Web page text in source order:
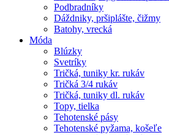
Podbradníky
Dáždniky, pršiplášte, čižmy
Batohy, vrecká
Móda
Blúzky
Svetríky
Tričká, tuniky kr. rukáv
Tričká 3/4 rukáv
Tričká, tuniky dl. rukáv
Topy, tielka
Tehotenské pásy
Tehotenské pyžama, košeľe